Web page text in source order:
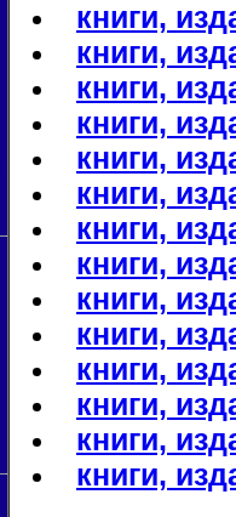
книги,
книги,
книги,
книги,
книги,
книги,
книги,
книги,
книги,
книги,
книги,
книги,
книги,
книги,